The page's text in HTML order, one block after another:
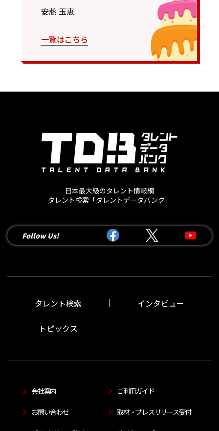
安藤 玉恵
一覧はこちら
日本最大級のタレント情報網
タレント検索「タレントデータバンク」
Follow Us!
タレント検索 インタビュー
トピックス
会社案内 ご利用ガイド
お問い合わせ 取材・プレスリリース受付